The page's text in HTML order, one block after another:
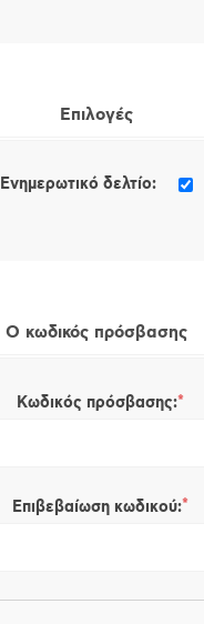
Επιλογές
Ενημερωτικό δελτίο:
Ο κωδικός πρόσβασης
Κωδικός πρόσβασης:*
Επιβεβαίωση κωδικού:*